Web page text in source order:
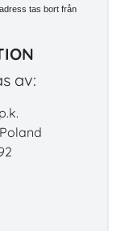
tas bort från
av: